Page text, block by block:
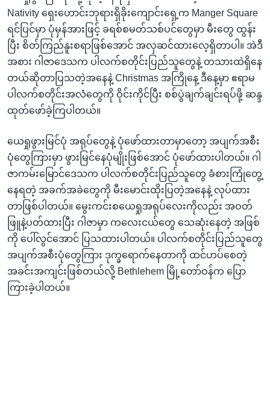
Nativity ရှေးဟောင်းဘုရားရှိခိုးကျောင်းရှေ့က Manger Square
ရင်ပြင်မှာ ပုံမှန်အားဖြင့် ခရစ်စမတ်သစ်ပင်တွေမှာ မီးတွေ ထွန်း
ပြီး စိတ်ကြည်နူးစရာဖြစ်အောင် အလှဆင်ထားလေ့ရှိတာပါ။ အဲဒီ
အစား ဂါဇာဒေသက ပါလက်စတိုင်းပြည်သူတွေနဲ့ တသားထဲရှိနေ
တယ်ဆိုတာပြသတဲ့အနေနဲ့ Christmas အကြိုနေ့ ဒီနေ့မှာ ဧရာမ
ပါလက်စတိုင်းအလံတွေကို ဝိုင်းကိုင်ပြီး စစ်ပွဲချက်ချင်းရပ်ဖို့ ဆန္ဒ
ထုတ်ဖော်ခဲ့ကြပါတယ်။
ယေရှုဖွားမြင်ပုံ အရုပ်တွေနဲ့ ပုံဖော်ထားတာမှာတော့ အပျက်အစီး
ပုံတွေကြားမှာ ဖွားမြင်နေပုံမျိုးဖြစ်အောင် ပုံဖော်ထားပါတယ်။ ဂါ
ဇာကမ်းမြောင်ဒေသက ပါလက်စတိုင်းပြည်သူတွေ ခံစားကြုံတွေ့
နေရတဲ့ အခက်အခဲတွေကို မီးမောင်းထိုးပြတဲ့အနေနဲ့ လုပ်ထား
တာဖြစ်ပါတယ်။ မွေးကင်းစယေရှုအရုပ်လေးကိုလည်း အဝတ်
ဖြူနဲ့ပတ်ထားပြီး ဂါဇာမှာ ကလေးငယ်တွေ သေဆုံးနေတဲ့ အဖြစ်
ကို ပေါ်လွင်အောင် ပြသထားပါတယ်။ ပါလက်စတိုင်းပြည်သူတွေ
အပျက်အစီးပုံတွေကြား ဒုက္ခရောက်နေတာကို ထင်ဟပ်စေတဲ့
အခင်းအကျင်းဖြစ်တယ်လို့ Bethlehem မြို့တော်ဝန်က‌ ပြော
ကြားခဲ့ပါတယ်။